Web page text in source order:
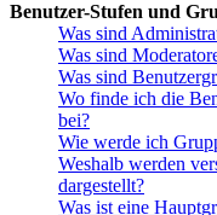
Benutzer-Stufen und
Was sind
Was sind
Was sind
Wo finde ich die
bei?
Wie werde ich
Weshalb werden
dargestellt?
Was ist eine